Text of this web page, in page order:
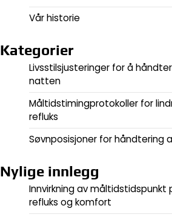
Vår historie
Kategorier
Livsstilsjusteringer for å
natten
Måltidstimingprotokoller for
refluks
Søvnposisjoner for håndtering
Nylige innlegg
Innvirkning av måltidstidspunkt
refluks og komfort